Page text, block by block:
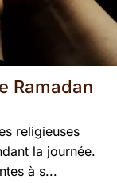
Ramadan
religieuses
la journée.
à s...